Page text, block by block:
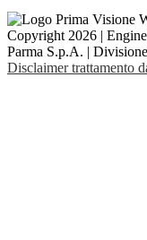
Copyright 2026 |
Parma S.p.A. |
Disclaimer trattamento